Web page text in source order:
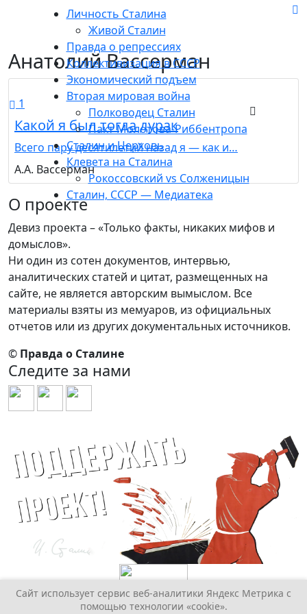
Личность Сталина
Живой Сталин
Правда о репрессиях
Коллективизация в СССР
Экономический подъем
Вторая мировая война
Полководец Сталин
Пакт Молотова-Риббентропа
Сталин и Церковь
Клевета на Сталина
Рокоссовский vs Солженицын
Сталин, СССР — Медиатека
Анатолий Вассерман
1
Какой я был тогда дурак
Всего пару десятилетий назад я — как и…
А.А. Вассерман
О проекте
Девиз проекта – «Только факты, никаких мифов и
домыслов».
Ни один из сотен документов, интервью,
аналитических статей и цитат, размещенных на
сайте, не является авторским вымыслом. Все
материалы взяты из мемуаров, из официальных
отчетов или из других документальных источников.
© Правда о Сталине
Следите за нами
Сайт использует сервис веб-аналитики Яндекс Метрика с
помощью технологии «cookie».